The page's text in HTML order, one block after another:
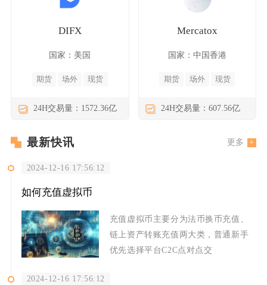
DIFX
国家：美国
期货 场外 现货
24H交易量：1572.36亿
Mercatox
国家：中国香港
期货 场外 现货
24H交易量：607.56亿
最新快讯 更多
2024-12-16 17:56:12
如何充值虚拟币
充值虚拟币主要分为法币换币充值、
链上资产转账充值两大类，普通新手
优先选择平台C2C点对点交
2024-12-16 17:56:12